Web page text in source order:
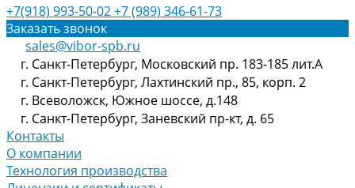
+7(918) 993-50-02+7 (989) 346-61-73
Заказать звонок
sales@vibor-spb.ru
г. Санкт-Петербург, Московский пр. 183-185 лит.А
г. Санкт-Петербург, Лахтинский пр., 85, корп. 2
г. Всеволожск, Южное шоссе, д.148
г. Санкт-Петербург, Заневский пр-кт, д. 65
Контакты
О компании
Технология производства